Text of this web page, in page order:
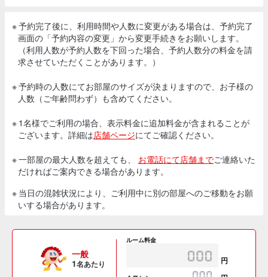
※ 予約完了後に、利用時間や人数に変更がある場合は、予約完了
画面の「予約内容の変更」から変更手続きをお願いします。
（利用人数が予約人数を下回った場合、予約人数分の料金を請
求させていただくことがあります。）
※ 予約時の人数にてお部屋のサイズが決まりますので、お子様の
人数（ご年齢問わず）も含めてください。
※ 1名様でご利用の場合、表示料金に追加料金が含まれることが
ございます。詳細は店舗ページにてご確認ください。
※ 一部屋の最大人数を超えても、 お電話にて店舗までご連絡いた
だければご案内できる場合があります。
※ 当日の混雑状況により、ご利用中に別の部屋へのご移動をお願
いする場合があります。
一般
1名あたり
ルーム料金
円